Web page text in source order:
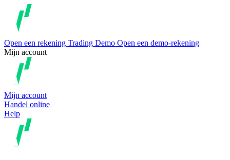
Open een rekening Trading Demo Open een demo-rekening
Mijn account
Mijn account
Handel online
Help